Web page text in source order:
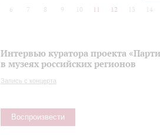
6 7 8 9 10 11 12 13 14
Интервью куратора проекта
в музеях российских регионов
Запись с концерта
Воспроизвести